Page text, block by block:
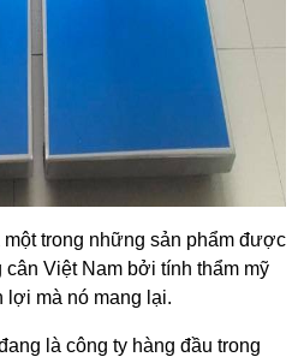
trong những sản phẩm được
Việt Nam bởi tính thẩm mỹ
lợi mà nó mang lại.
là công ty hàng đầu trong